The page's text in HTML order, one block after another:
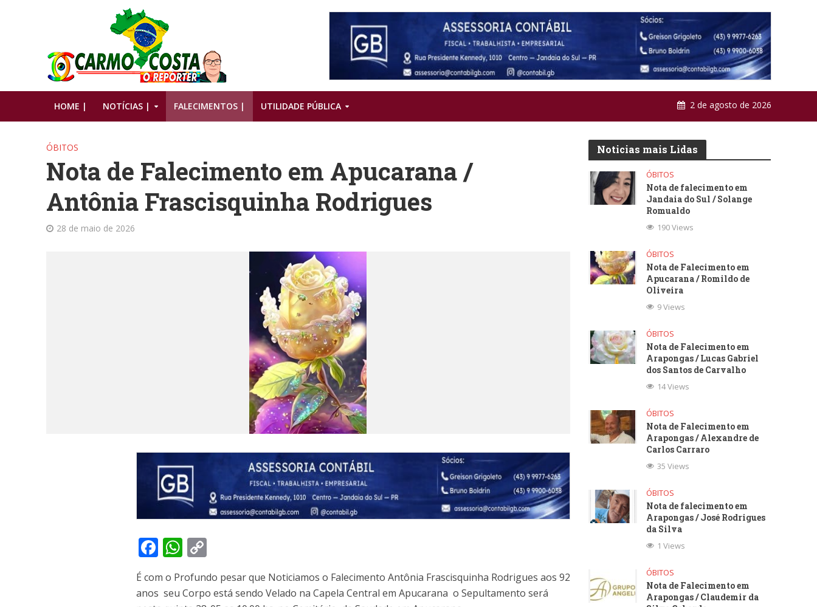
HOME | NOTÍCIAS | FALECIMENTOS | UTILIDADE PÚBLICA 2 de agosto de 2026
ÓBITOS
Nota de Falecimento em Apucarana /
Antônia Frascisquinha Rodrigues
28 de maio de 2026
F
ac
e
W
h
at
o
p
É com o Profundo pesar que Noticiamos o Falecimento Antônia Frascisquinha Rodrigues aos 92
anos seu Corpo está sendo Velado na Capela Central em Apucarana o Sepultamento será
Noticias mais Lidas
ÓBITOS
Nota de falecimento em
Jandaia do Sul / Solange
Romualdo
190 Views
ÓBITOS
Nota de Falecimento em
Apucarana / Romildo de
Oliveira
9 Views
ÓBITOS
Nota de Falecimento em
Arapongas / Lucas Gabriel
dos Santos de Carvalho
14 Views
ÓBITOS
Nota de Falecimento em
Arapongas / Alexandre de
Carlos Carraro
35 Views
ÓBITOS
Nota de falecimento em
Arapongas / José Rodrigues
da Silva
1 Views
ÓBITOS
Nota de Falecimento em
Arapongas / Claudemir da